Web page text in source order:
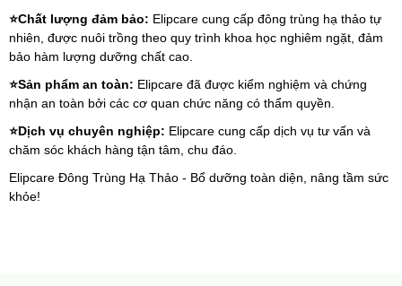
⭐Chất lượng đảm bảo: Elipcare cung cấp đông trùng hạ thảo tự
nhiên, được nuôi trồng theo quy trình khoa học nghiêm ngặt, đảm
bảo hàm lượng dưỡng chất cao.
⭐Sản phẩm an toàn: Elipcare đã được kiểm nghiệm và chứng
nhận an toàn bởi các cơ quan chức năng có thẩm quyền.
⭐Dịch vụ chuyên nghiệp: Elipcare cung cấp dịch vụ tư vấn và
chăm sóc khách hàng tận tâm, chu đáo.
Elipcare Đông Trùng Hạ Thảo - Bổ dưỡng toàn diện, nâng tầm sức
khỏe!